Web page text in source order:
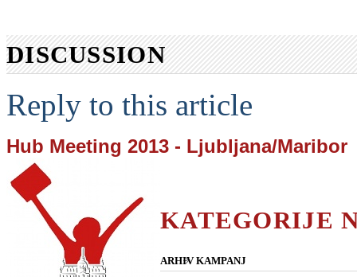
DISCUSSION
Reply to this article
Hub Meeting 2013 - Ljubljana/Maribor
KATEGORIJE
ARHIV KAMPANJ